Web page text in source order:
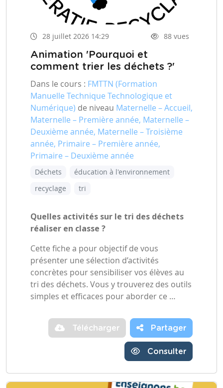
28 juillet 2026 14:29 88 vues
Animation 'Pourquoi et
comment trier les déchets ?'
Dans le cours : FMTTN (Formation
Manuelle Technique Technologique et
Numérique) de niveau Maternelle – Accueil,
Maternelle – Première année, Maternelle –
Deuxième année, Maternelle – Troisième
année, Primaire – Première année,
Primaire – Deuxième année
Déchets
éducation à l'environnement
recyclage
tri
Quelles activités sur le tri des déchets
réaliser en classe ?
Cette fiche a pour objectif de vous
présenter une sélection d’activités
concrètes pour sensibiliser vos élèves au
tri des déchets. Vous y trouverez des outils
simples et efficaces pour aborder ce …
Télécharger Partager
Consulter